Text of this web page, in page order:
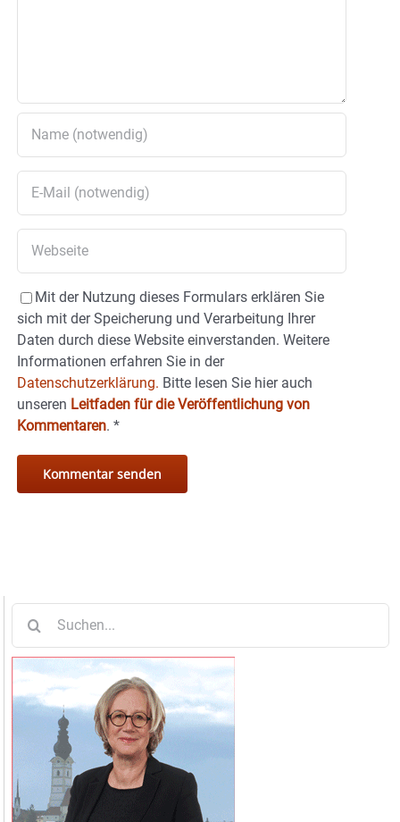
Mit der Nutzung dieses Formulars erklären Sie
sich mit der Speicherung und Verarbeitung Ihrer
Daten durch diese Website einverstanden. Weitere
Informationen erfahren Sie in der
Datenschutzerklärung. Bitte lesen Sie hier auch
unseren Leitfaden für die Veröffentlichung von
Kommentaren. *
nach: